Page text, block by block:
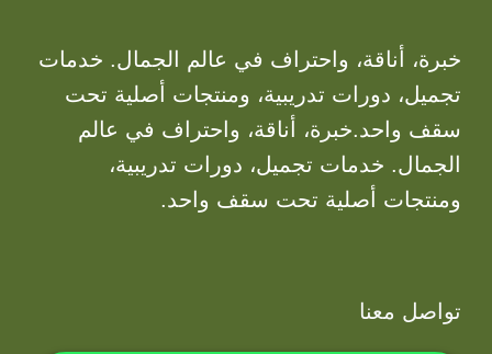
خبرة، أناقة، واحتراف في عالم الجمال. خدمات
تجميل، دورات تدريبية، ومنتجات أصلية تحت
سقف واحد.خبرة، أناقة، واحتراف في عالم
الجمال. خدمات تجميل، دورات تدريبية،
ومنتجات أصلية تحت سقف واحد.
تواصل معنا